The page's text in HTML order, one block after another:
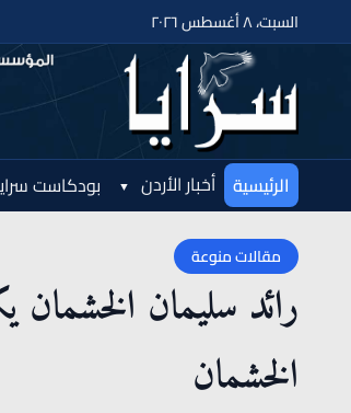
السبت، ٨ أغسطس ٢٠٢٦
الرئيسية أخبار الأردن بودكاست
مقالات منوعة
رائد سليمان
الخشمان